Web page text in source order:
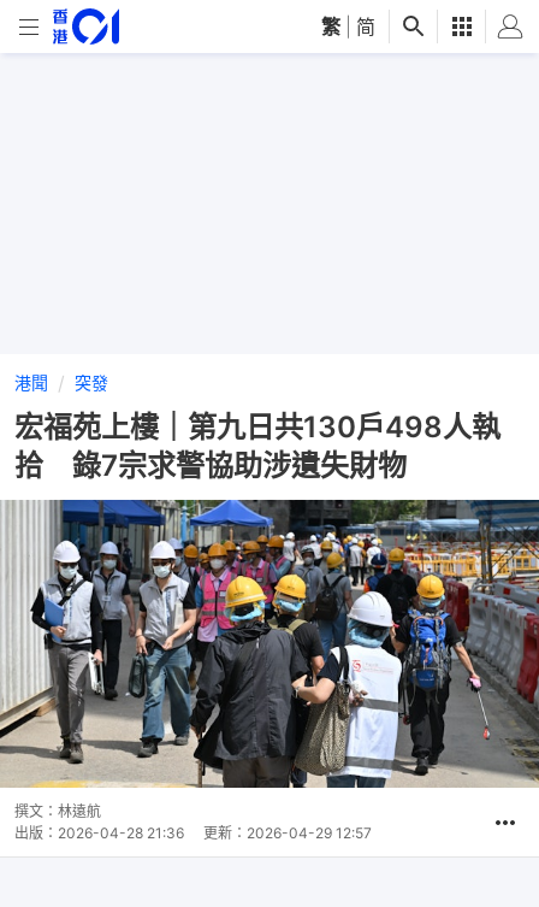
繁 简
港聞 突發
宏福苑上樓｜第九日共130戶498人執
拾 錄7宗求警協助涉遺失財物
撰文： 林遠航
出版： 2026-04-28 21:36 更新： 2026-04-29 12:57